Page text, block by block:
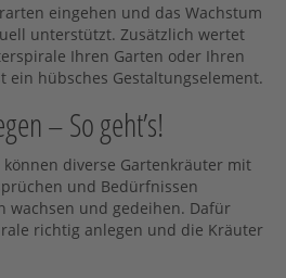
eingehen und das Wachstum
unterstützt. Zusätzlich wertet
Ihren Garten oder Ihren
ein hübsches Gestaltungselement.
– So geht’s!
diverse Gartenkräuter mit
und Bedürfnissen
wachsen und gedeihen. Dafür
richtig anlegen und die Kräuter